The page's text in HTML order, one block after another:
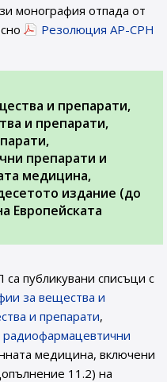
монография отпада от
Резолюция AP-CPH
и препарати,
и препарати,
препарати и
медицина,
издание (до
Европейската
публикувани списъци с
за вещества и
и препарати,
радиофармацевтични
медицина, включени
11.2) на